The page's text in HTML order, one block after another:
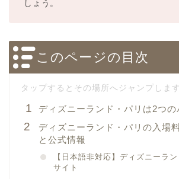
しょう。
このページの目次
ディズニーランド・パリは2つの
ディズニーランド・パリの入場
と公式情報
【日本語非対応】ディズニーラ
サイト